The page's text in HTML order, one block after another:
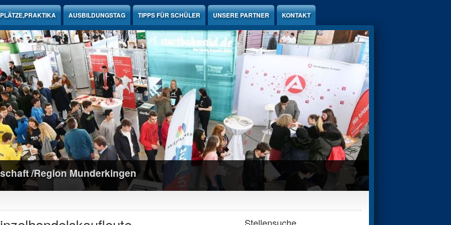
AUSBILDUNGSTAG TIPPS FÜR SCHÜLER UNSERE PARTNER KONTAKT
/Region Munderkingen